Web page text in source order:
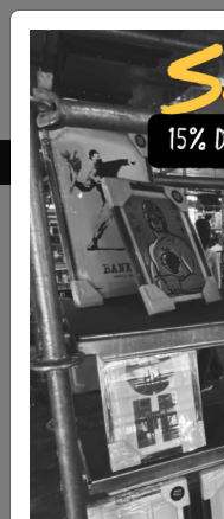
Envío Gratis a todo